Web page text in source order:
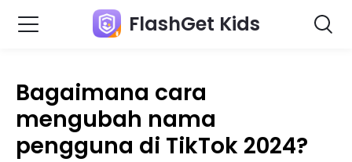
FlashGet Kids
Bagaimana cara
mengubah nama
pengguna di TikTok 2024?